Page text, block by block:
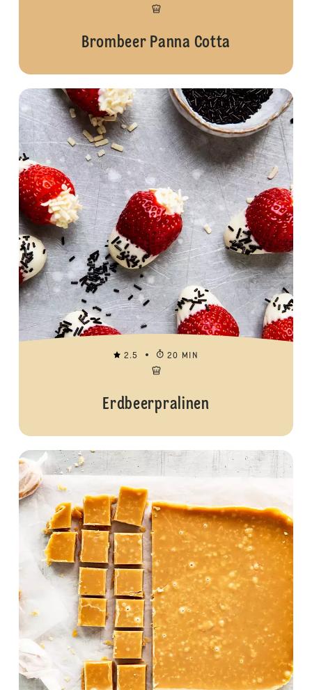
Brombeer Panna Cotta
2.5 20 MIN
Erdbeerpralinen